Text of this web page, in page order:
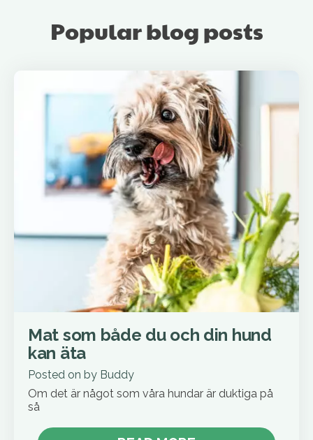
Popular blog posts
Mat som både du och din hund
kan äta
Posted on by Buddy
Om det är något som våra hundar är duktiga på
så